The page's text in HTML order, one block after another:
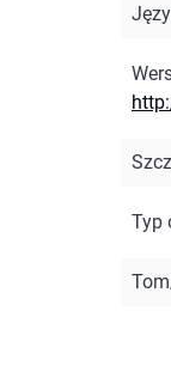
Typ